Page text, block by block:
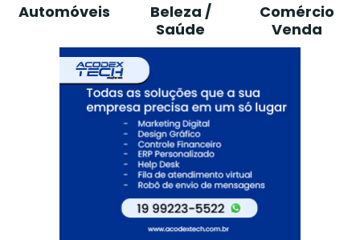
Beleza /
Comércio
Venda
Construção /
Loja